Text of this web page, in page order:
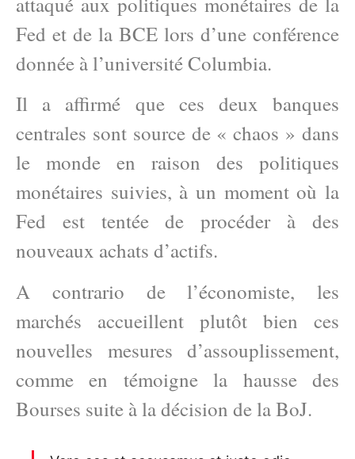
Fed et de la BCE lors d’une conférence
donnée à l’université Columbia.
Il a affirmé que ces deux banques
centrales sont source de « chaos » dans
le monde en raison des politiques
monétaires suivies, à un moment où la
Fed est tentée de procéder à des
nouveaux achats d’actifs.
A contrario de l’économiste, les
marchés accueillent plutôt bien ces
nouvelles mesures d’assouplissement,
comme en témoigne la hausse des
Bourses suite à la décision de la BoJ.